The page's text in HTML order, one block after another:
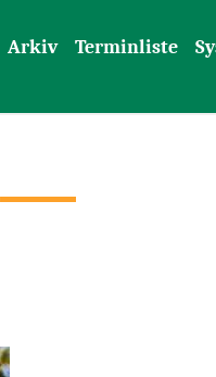
Arkiv Terminliste